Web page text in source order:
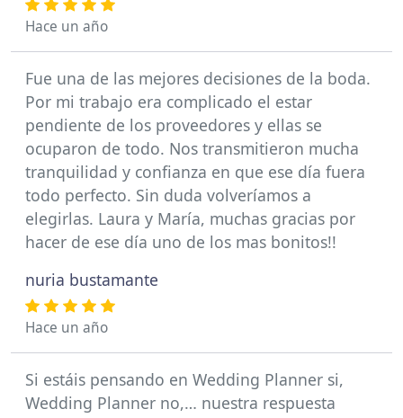
Hace un año
Fue una de las mejores decisiones de la boda.
Por mi trabajo era complicado el estar
pendiente de los proveedores y ellas se
ocuparon de todo. Nos transmitieron mucha
tranquilidad y confianza en que ese día fuera
todo perfecto. Sin duda volveríamos a
elegirlas. Laura y María, muchas gracias por
hacer de ese día uno de los mas bonitos!!
nuria bustamante
Hace un año
Si estáis pensando en Wedding Planner si,
Wedding Planner no,… nuestra respuesta